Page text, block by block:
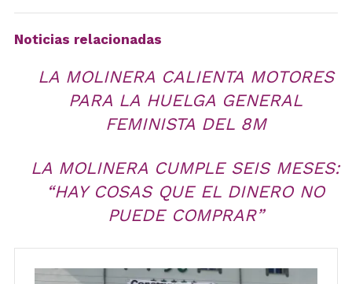
Noticias relacionadas
LA MOLINERA CALIENTA MOTORES
PARA LA HUELGA GENERAL
FEMINISTA DEL 8M
LA MOLINERA CUMPLE SEIS MESES:
“HAY COSAS QUE EL DINERO NO
PUEDE COMPRAR”